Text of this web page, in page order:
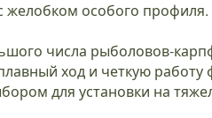
желобком особого профиля.
числа рыболовов-
ход и четкую
для установки на